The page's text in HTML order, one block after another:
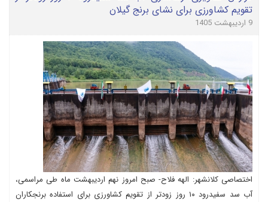
تقویم کشاورزی برای نشای برنج گیلان
9 اردیبهشت 1405
اختصاصی کلانشهر: الهه فلاح- صبح امروز نهم اردیبهشت ماه طی مراسمی،
آب سد سفیدرود ۱۰ روز زودتر از تقویم کشاورزی برای استفاده برنجکاران